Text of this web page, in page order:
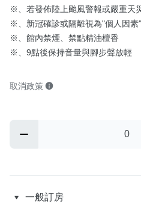
※、若發佈陸上颱風警報或嚴重天
※、新冠確診或隔離視為"個人因
※、館內禁煙、禁點精油檀香
※、9點後保持音量與腳步聲放輕
取消政策
一般訂房